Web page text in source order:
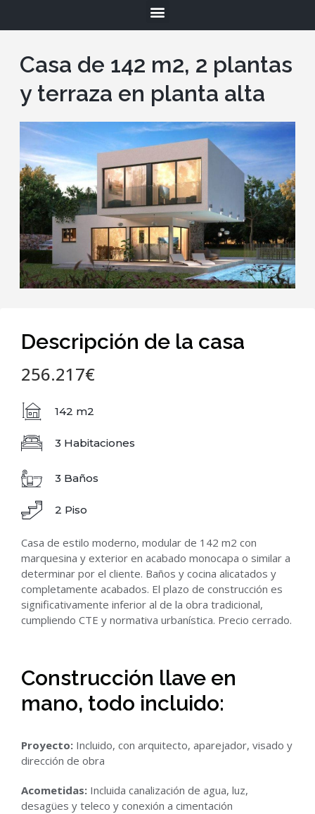
Casa de 142 m2, 2 plantas
y terraza en planta alta
Descripción de la casa
256.217€
142 m2
3 Habitaciones
3 Baños
2 Piso
Casa de estilo moderno, modular de 142 m2 con
marquesina y exterior en acabado monocapa o similar a
determinar por el cliente. Baños y cocina alicatados y
completamente acabados. El plazo de construcción es
significativamente inferior al de la obra tradicional,
cumpliendo CTE y normativa urbanística. Precio cerrado.
Construcción llave en
mano, todo incluido:
Proyecto: Incluido, con arquitecto, aparejador, visado y
dirección de obra
Acometidas: Incluida canalización de agua, luz,
desagües y teleco y conexión a cimentación